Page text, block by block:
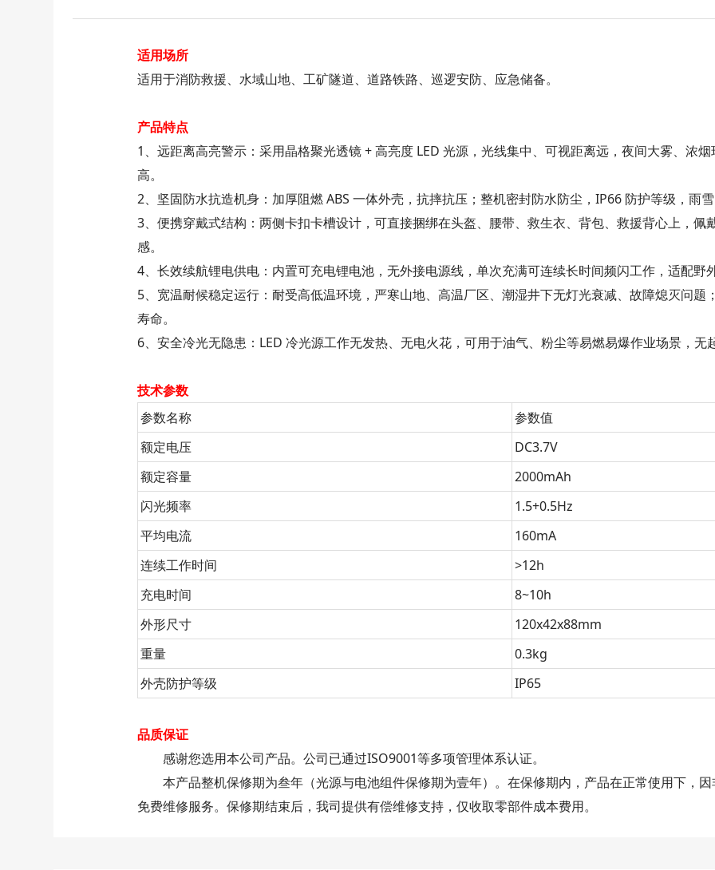
适用场所
适用于消防救援、水域山地、工矿隧道、道路铁路、巡逻安防、应急储备。
产品特点
1、远距离高亮警示：采用晶格聚光透镜 + 高亮度 LED 光源，光线集中、可视距离远，夜间大雾、浓
高。
2、坚固防水抗造机身：加厚阻燃 ABS 一体外壳，抗摔抗压；整机密封防水防尘，IP66 防护等级，雨
3、便携穿戴式结构：两侧卡扣卡槽设计，可直接捆绑在头盔、腰带、救生衣、背包、救援背心上，佩
感。
4、长效续航锂电供电：内置可充电锂电池，无外接电源线，单次充满可连续长时间频闪工作，适配野
5、宽温耐候稳定运行：耐受高低温环境，严寒山地、高温厂区、潮湿井下无灯光衰减、故障熄灭问题
寿命。
6、安全冷光无隐患：LED 冷光源工作无发热、无电火花，可用于油气、粉尘等易燃易爆作业场景，无
技术参数
参数名称
参数值
额定电压
DC3.7V
额定容量
2000mAh
闪光频率
1.5+0.5Hz
平均电流
160mA
连续工作时间
>12h
充电时间
8~10h
外形尺寸
120x42x88mm
重量
0.3kg
外壳防护等级
IP65
品质保证
感谢您选用本公司产品。公司已通过ISO9001等多项管理体系认证。
本产品整机保修期为叁年（光源与电池组件保修期为壹年）。在保修期内，产品在正常使用下，
免费维修服务。保修期结束后，我司提供有偿维修支持，仅收取零部件成本费用。